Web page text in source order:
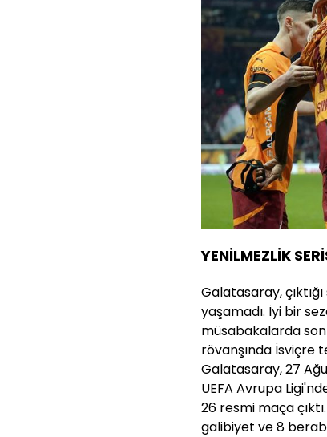
YENİLMEZLİK
Galatasaray,
yaşamadı. İyi bir
müsabakalarda
rövanşında İsviçre
Galatasaray, 27
UEFA Avrupa
26 resmi maça
galibiyet ve 8